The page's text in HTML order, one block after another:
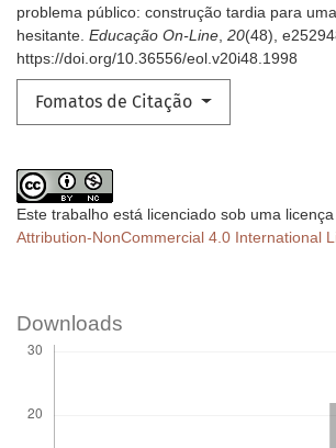
problema público: construção tardia para
hesitante. Educação On-Line, 20(48),
https://doi.org/10.36556/eol.v20i48.1998
Fomatos de Citação
Este trabalho está licenciado sob uma licença
Attribution-NonCommercial 4.0 International
Downloads